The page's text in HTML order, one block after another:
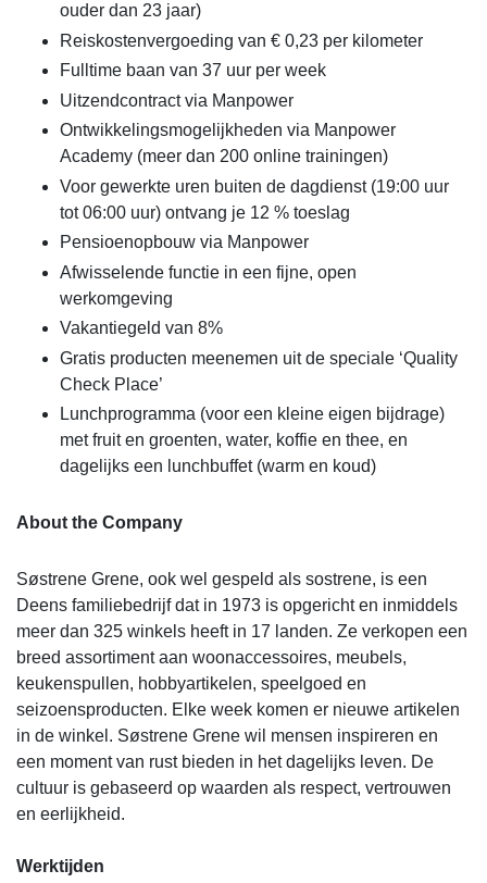
ouder dan 23 jaar)
Reiskostenvergoeding van € 0,23 per kilometer
Fulltime baan van 37 uur per week
Uitzendcontract via Manpower
Ontwikkelingsmogelijkheden via Manpower
Academy (meer dan 200 online trainingen)
Voor gewerkte uren buiten de dagdienst (19:00 uur
tot 06:00 uur) ontvang je 12 % toeslag
Pensioenopbouw via Manpower
Afwisselende functie in een fijne, open
werkomgeving
Vakantiegeld van 8%
Gratis producten meenemen uit de speciale ‘Quality
Check Place’
Lunchprogramma (voor een kleine eigen bijdrage)
met fruit en groenten, water, koffie en thee, en
dagelijks een lunchbuffet (warm en koud)
About the Company
Søstrene Grene, ook wel gespeld als sostrene, is een
Deens familiebedrijf dat in 1973 is opgericht en inmiddels
meer dan 325 winkels heeft in 17 landen. Ze verkopen een
breed assortiment aan woonaccessoires, meubels,
keukenspullen, hobbyartikelen, speelgoed en
seizoensproducten. Elke week komen er nieuwe artikelen
in de winkel. Søstrene Grene wil mensen inspireren en
een moment van rust bieden in het dagelijks leven. De
cultuur is gebaseerd op waarden als respect, vertrouwen
en eerlijkheid.
Werktijden